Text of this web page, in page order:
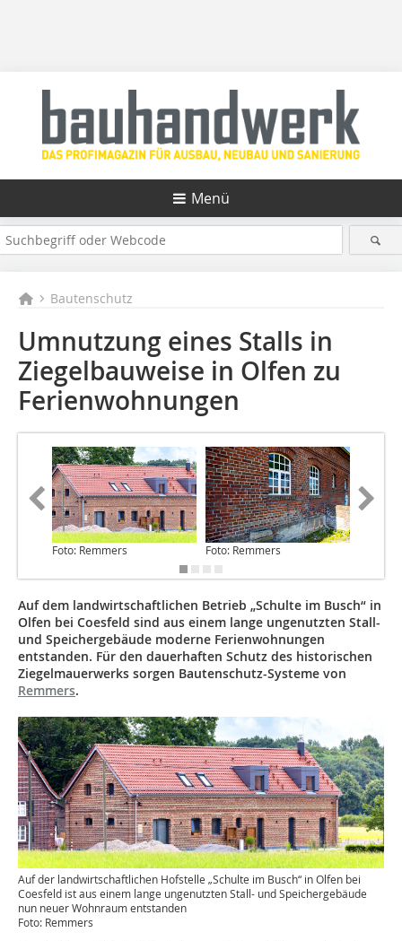
Menü
Bautenschutz
Umnutzung eines Stalls in
Ziegelbauweise in Olfen zu
Ferienwohnungen
Foto: Remmers Foto: Remmers
Auf dem landwirtschaftlichen Betrieb „Schulte im Busch“ in
Olfen bei Coesfeld sind aus einem lange ungenutzten Stall-
und Speichergebäude moderne Ferienwohnungen
entstanden. Für den dauerhaften Schutz des historischen
Ziegelmauerwerks sorgen Bautenschutz-Systeme von
Remmers.
Auf der landwirtschaftlichen Hofstelle „Schulte im Busch“ in Olfen bei
Coesfeld ist aus einem lange ungenutzten Stall- und Speichergebäude
nun neuer Wohnraum entstanden
Foto: Remmers